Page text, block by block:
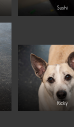
Sushi
Ricky